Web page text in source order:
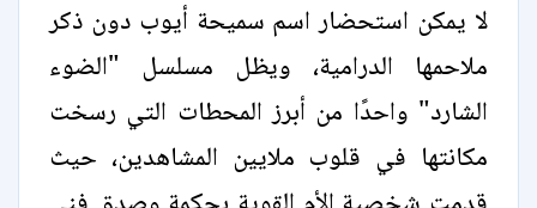
لا يمكن استحضار اسم سميحة أيوب دون ذكر
ملاحمها الدرامية، ويظل مسلسل "الضوء
الشارد" واحدًا من أبرز المحطات التي رسخت
مكانتها في قلوب ملايين المشاهدين، حيث